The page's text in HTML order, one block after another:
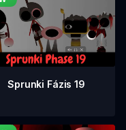
Sprunki Fázis 19